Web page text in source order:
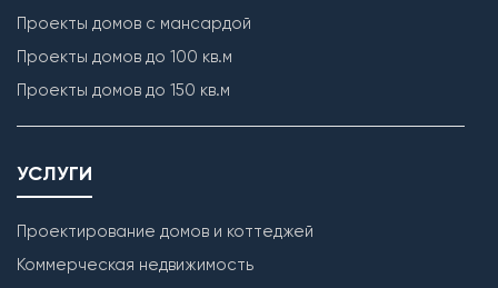
Проекты домов с мансардой
Проекты домов до 100 кв.м
Проекты домов до 150 кв.м
УСЛУГИ
Проектирование домов и коттеджей
Коммерческая недвижимость